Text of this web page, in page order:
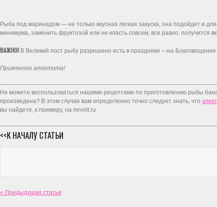
Рыба под маринадом ― не только вкусная легкая закуска, она подойдет и
минимума, заменить фруктозой или не класть совсем, все равно, получится
ВАЖНО! В Великий пост рыбу разрешено есть в праздники ―на
Приятного аппетита!
Не можете воспользоваться нашими рецептами по приготовлению рыбы
произведена? В этом случае вам определенно точно следует знать, что
вы найдете, к примеру, на mrvolt.ru.
<<К НАЧАЛУ СТАТЬИ
« Предыдущая статья